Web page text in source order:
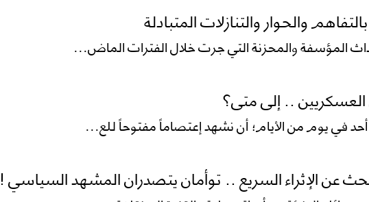
والحوار والتنازلات المتبادلة
المؤسفة والمحزنة التي جرت خلال الفترات الماض...
.. إلى متى؟
في يوم من الأيام؛ أن نشهد إعتصاماً مفتوحاً للع...
عن الإثراء السريع .. توأمان يتصدران المشهد السياسي !